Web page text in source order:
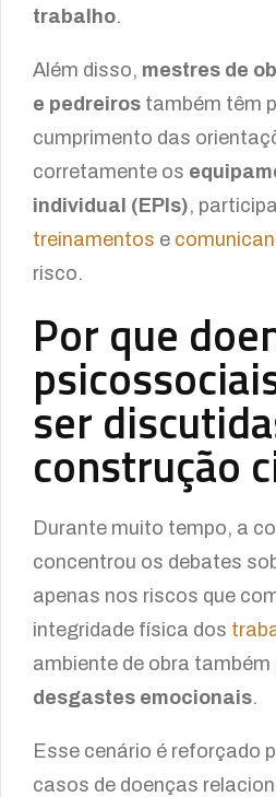
trabalho.
Além disso, mestres de
e pedreiros também têm
cumprimento das
corretamente os
individual (EPIs),
treinamentos e
risco.
Por que
ser
construção
Durante muito tempo, a
concentrou os debates
apenas nos riscos que
integridade física dos
ambiente de obra
desgastes emocionais.
Esse cenário é reforçado
casos de doenças